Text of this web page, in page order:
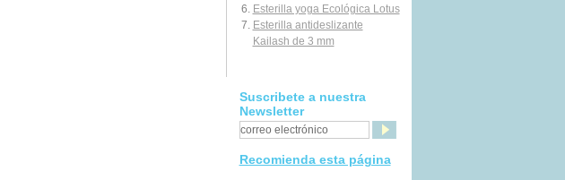
Esterilla yoga Ecológica Lotus
Esterilla antideslizante
Kailash de 3 mm
Suscribete a nuestra
Newsletter
Recomienda esta página